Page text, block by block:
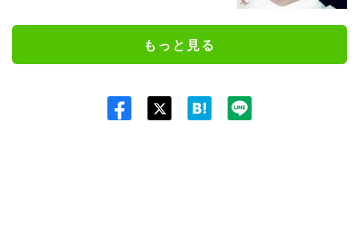
もっと見る